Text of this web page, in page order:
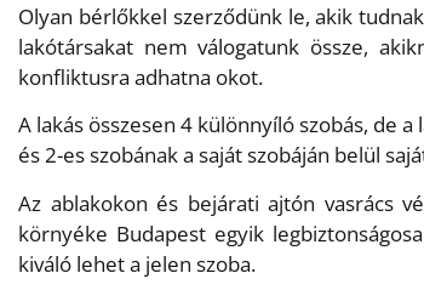
Olyan bérlőkkel szerződünk le, akik
lakótársakat nem válogatunk össze,
konfliktusra adhatna okot.
A lakás összesen 4 különnyíló szobás, de
és 2-es szobának a saját szobáján belül
Az ablakokon és bejárati ajtón vasrács
környéke Budapest egyik
kiváló lehet a jelen szoba.